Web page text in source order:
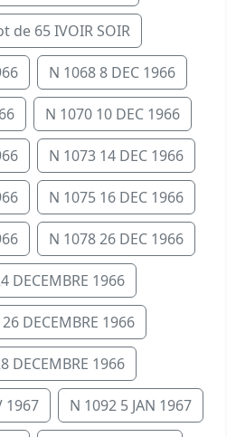
de 65 IVOIR SOIR
N 1068 8 DEC 1966
N 1070 10 DEC 1966
N 1073 14 DEC 1966
N 1075 16 DEC 1966
N 1078 26 DEC 1966
DECEMBRE 1966
DECEMBRE 1966
DECEMBRE 1966
1967 N 1092 5 JAN 1967